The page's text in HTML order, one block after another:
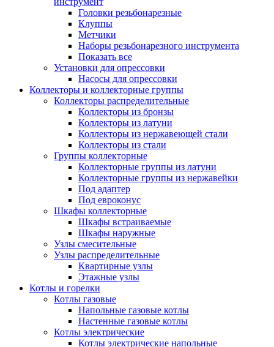
Головки резьбонарезные
Клуппы
Метчики
Наборы резьбонарезного инструмента
Показать все
Установки для опрессовки
Насосы для опрессовки
Коллекторы и коллекторные группы
Коллекторы распределительные
Коллекторы из бронзы
Коллекторы из латуни
Коллекторы из нержавеющей стали
Коллекторы из стали
Группы коллекторные
Коллекторные группы из латуни
Коллекторные группы из нержавейки
Под адаптер
Под евроконус
Шкафы коллекторные
Шкафы встраиваемые
Шкафы наружные
Узлы смесительные
Узлы распределительные
Квартирные узлы
Этажные узлы
Котлы и горелки
Котлы газовые
Напольные газовые котлы
Настенные газовые котлы
Котлы электрические
Котлы электрические напольные